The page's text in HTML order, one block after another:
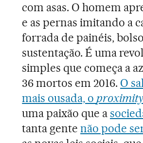
com asas. O homem
e as pernas imitando a
forrada de painéis,
sustentação. É uma
simples que começa a
36 mortos em 2016. O
mais ousada, o proximity
uma paixão que a
tanta gentenão pode